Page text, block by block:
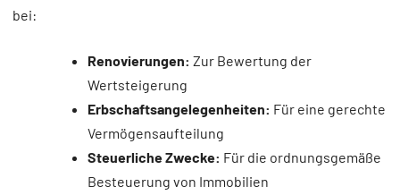
bei:
Renovierungen: Zur Bewertung der
Wertsteigerung
Erbschaftsangelegenheiten: Für eine gerechte
Vermögensaufteilung
Steuerliche Zwecke: Für die ordnungsgemäße
Besteuerung von Immobilien